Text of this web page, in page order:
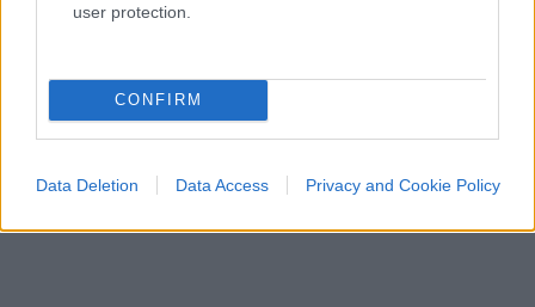
user protection.
CONFIRM
Data Deletion Data Access Privacy and Cookie Policy